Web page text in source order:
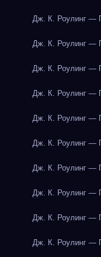
Дж. К. Роулинг —
Дж. К. Роулинг —
Дж. К. Роулинг —
Дж. К. Роулинг —
Дж. К. Роулинг —
Дж. К. Роулинг —
Дж. К. Роулинг —
Дж. К. Роулинг —
Дж. К. Роулинг —
Дж. К. Роулинг —